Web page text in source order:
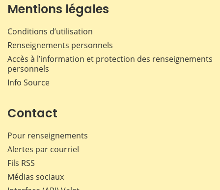
Mentions légales
Conditions d’utilisation
Renseignements personnels
Accès à l’information et protection des renseignements
personnels
Info Source
Contact
Pour renseignements
Alertes par courriel
Fils RSS
Médias sociaux